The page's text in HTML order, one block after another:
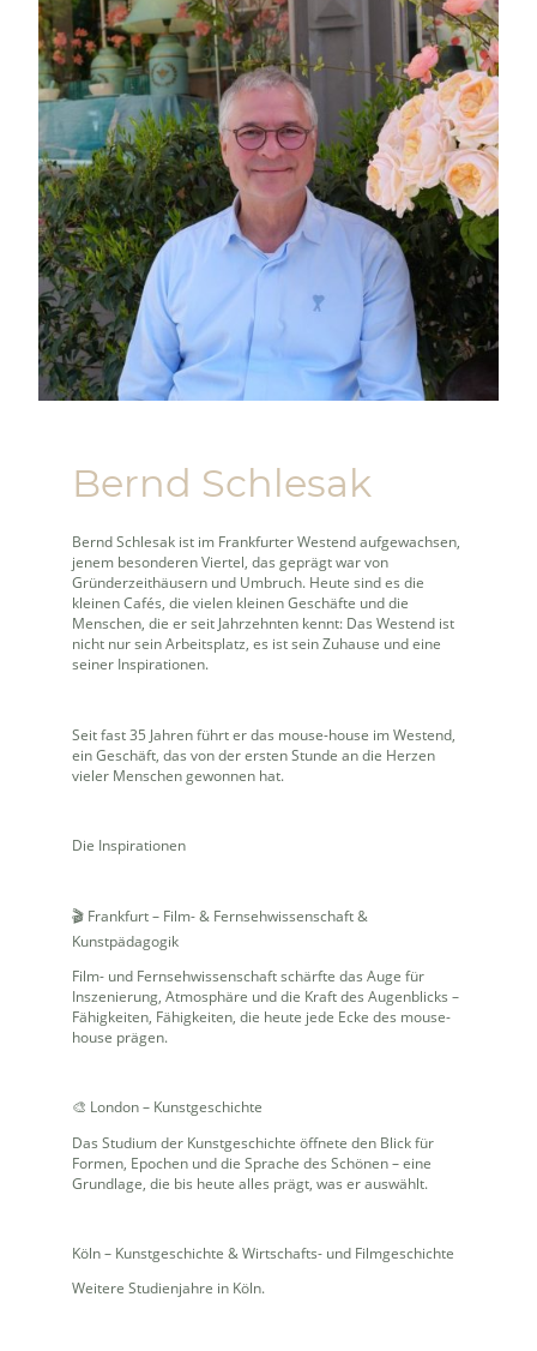
Bernd Schlesak
Bernd Schlesak ist im Frankfurter Westend aufgewachsen,
jenem besonderen Viertel, das geprägt war von
Gründerzeithäusern und Umbruch. Heute sind es die
kleinen Cafés, die vielen kleinen Geschäfte und die
Menschen, die er seit Jahrzehnten kennt: Das Westend ist
nicht nur sein Arbeitsplatz, es ist sein Zuhause und eine
seiner Inspirationen.
Seit fast 35 Jahren führt er das mouse-house im Westend,
ein Geschäft, das von der ersten Stunde an die Herzen
vieler Menschen gewonnen hat.
Die Inspirationen
🎬 Frankfurt – Film- & Fernsehwissenschaft &
Kunstpädagogik
Film- und Fernsehwissenschaft schärfte das Auge für
Inszenierung, Atmosphäre und die Kraft des Augenblicks –
Fähigkeiten, Fähigkeiten, die heute jede Ecke des mouse-
house prägen.
🎨 London – Kunstgeschichte
Das Studium der Kunstgeschichte öffnete den Blick für
Formen, Epochen und die Sprache des Schönen – eine
Grundlage, die bis heute alles prägt, was er auswählt.
Köln – Kunstgeschichte & Wirtschafts- und Filmgeschichte
Weitere Studienjahre in Köln.